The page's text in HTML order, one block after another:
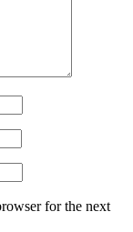
for the next